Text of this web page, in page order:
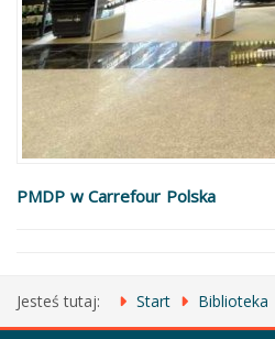
PMDP w Carrefour Polska
Jesteś tutaj: Start Biblioteka